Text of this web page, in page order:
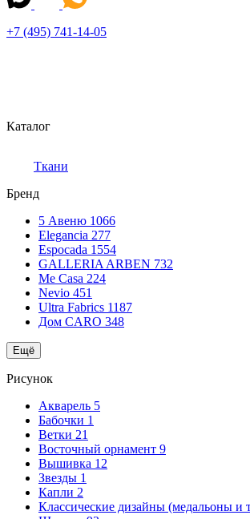
+7 (495) 741-14-05
Каталог
Ткани
Бренд
5 Авеню 1066
Elegancia 277
Espocada 1554
GALLERIA ARBEN 732
Me Casa 224
Nevio 451
Ultra Fabrics 1187
Дом CARO 348
Ещё
Рисунок
Акварель 5
Бабочки 1
Ветки 21
Восточный орнамент 9
Вышивка 12
Звезды 1
Капли 2
Классические дизайны (медальоны и